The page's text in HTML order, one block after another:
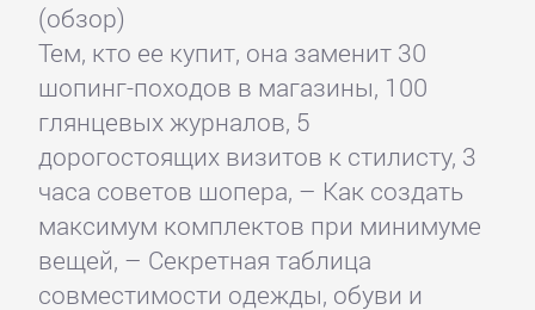
(обзор)
Тем, кто ее купит, она заменит 30
шопинг-походов в магазины, 100
глянцевых журналов, 5
дорогостоящих визитов к стилисту, 3
часа советов шопера, – Как создать
максимум комплектов при минимуме
вещей, – Секретная таблица
совместимости одежды, обуви и